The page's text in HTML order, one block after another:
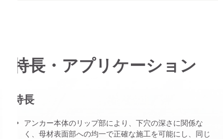
特長・アプリケーション
特長
アンカー本体のリップ部により、下穴の深さに関係な
く、母材表面部への均一で正確な施工を可能にし、同じ